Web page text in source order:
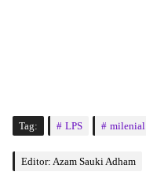
Tag: LPS milenial
Editor: Azam Sauki Adham